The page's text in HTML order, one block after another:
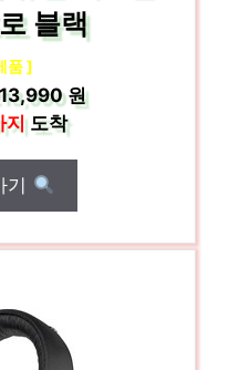
블랙
품 ]
원
지도착
기